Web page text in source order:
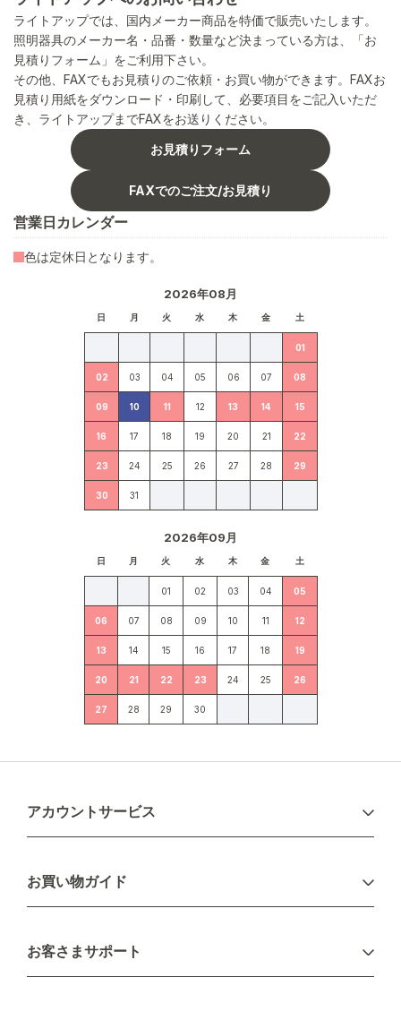
ライトアップでは、国内メーカー商品を特価で販売いたします。
照明器具のメーカー名・品番・数量など決まっている方は、「お
見積りフォーム」をご利用下さい。
その他、FAXでもお見積りのご依頼・お買い物ができます。FAXお
見積り用紙をダウンロード・印刷して、必要項目をご記入いただ
き、ライトアップまでFAXをお送りください。
お見積りフォーム
FAXでのご注文/お見積り
営業日カレンダー
2026年08月
日 月 火 水 木 金 土
01
02 03 04 05 06 07 08
09 10 11 12 13 14 15
16 17 18 19 20 21 22
23 24 25 26 27 28 29
30 31
2026年09月
日 月 火 水 木 金 土
01 02 03 04 05
06 07 08 09 10 11 12
13 14 15 16 17 18 19
20 21 22 23 24 25 26
27 28 29 30
色は定休日となります。
アカウントサービス
新規会員登録
お買い物ガイド
配送について
不良品・返品について
お客さまサポート